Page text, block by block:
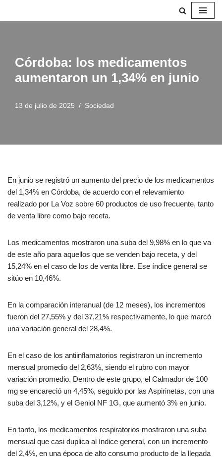
Córdoba: los medicamentos
aumentaron un 1,34% en junio
13 de julio de 2025 Sociedad
En junio se registró un aumento del precio de los medicamentos
del 1,34% en Córdoba, de acuerdo con el relevamiento
realizado por La Voz sobre 60 productos de uso frecuente, tanto
de venta libre como bajo receta.
Los medicamentos mostraron una suba del 9,98% en lo que va
de este año para aquellos que se venden bajo receta, y del
15,24% en el caso de los de venta libre. Ese índice general se
sitúo en 10,46%.
En la comparación interanual (de 12 meses), los incrementos
fueron del 27,55% y del 37,21% respectivamente, lo que marcó
una variación general del 28,4%.
En el caso de los antiinflamatorios registraron un incremento
mensual promedio del 2,63%, siendo el rubro con mayor
variación promedio. Dentro de este grupo, el Calmador de 100
mg se encareció un 4,45%, seguido por las Aspirinetas, con una
suba del 3,12%, y el Geniol NF 1G, que aumentó 3% en junio.
En tanto, los medicamentos respiratorios mostraron una suba
mensual que casi duplica al índice general, con un incremento
del 2,4%, en una época de alto consumo producto de la llegada